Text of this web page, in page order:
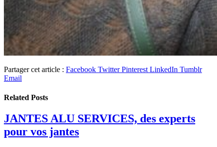
Partager cet article : Facebook Twitter Pinterest LinkedIn Tumblr
Email
Related Posts
JANTES ALU SERVICES, des experts
pour vos jantes